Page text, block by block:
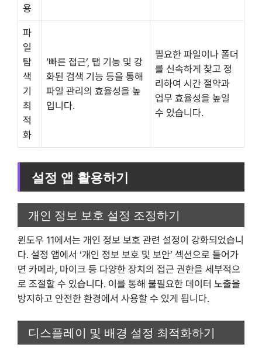
용
파
일
탐
색
기
최
적
화
‘빠른 접근’, 탭 기능 및 강
화된 검색 기능 등을 통해
파일 관리의 효율성을 높
입니다.
필요한 파일이나 폴더
를 신속하게 찾고 정
리하여 시간 절약과
업무 효율성을 높일
수 있습니다.
설정 앱 활용하기
개인 정보 보호 설정 조정하기
윈도우 11에서는 개인 정보 보호 관련 설정이 강화되었습니
다. 설정 앱에서 ‘개인 정보 보호 및 보안’ 섹션으로 들어가
면 카메라, 마이크 등 다양한 장치의 접근 권한을 세부적으
로 조절할 수 있습니다. 이를 통해 불필요한 데이터 노출을
방지하고 안전한 환경에서 사용할 수 있게 됩니다.
디스플레이 및 배경 설정 최적화하기